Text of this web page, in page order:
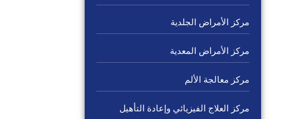
مركز الأمراض الجلدية
مركز الأمراض المعدية
مركز معالجة الألم
مركز العلاج الفيزيائي وإعادة التأهيل